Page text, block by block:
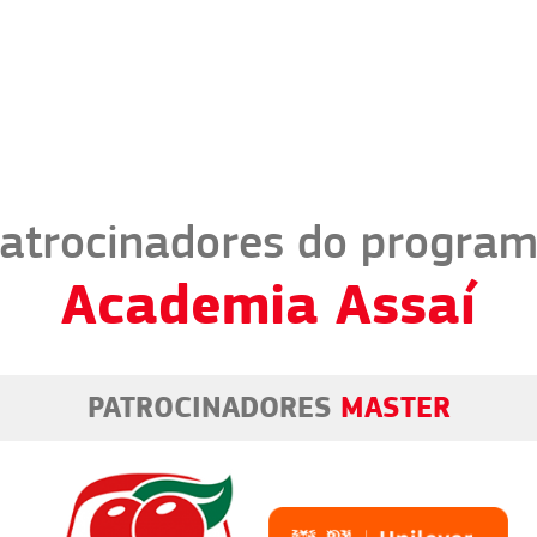
do
Academia Assaí
PATROCINADORES MASTER